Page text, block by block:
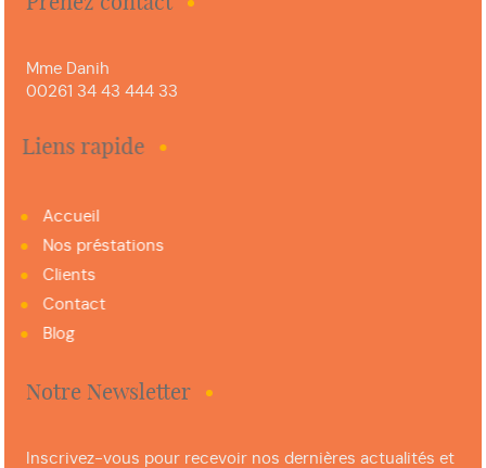
Mme Danih
00261 34 43 444 33
Liens rapide
Accueil
Nos préstations
Clients
Contact
Blog
Notre Newsletter
Inscrivez-vous pour recevoir nos dernières actualités et